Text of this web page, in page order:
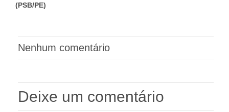
(PSB/PE)
Nenhum comentário
Deixe um comentário